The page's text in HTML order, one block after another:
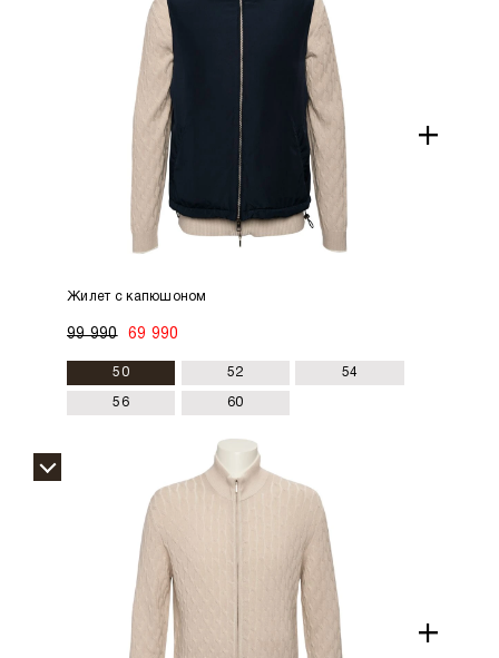
Жилет с капюшоном
99 990 69 990
50 52 54
56 60
+
+